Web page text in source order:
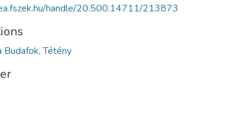
handle/20.500.14711/213873
Budafok, Tétény